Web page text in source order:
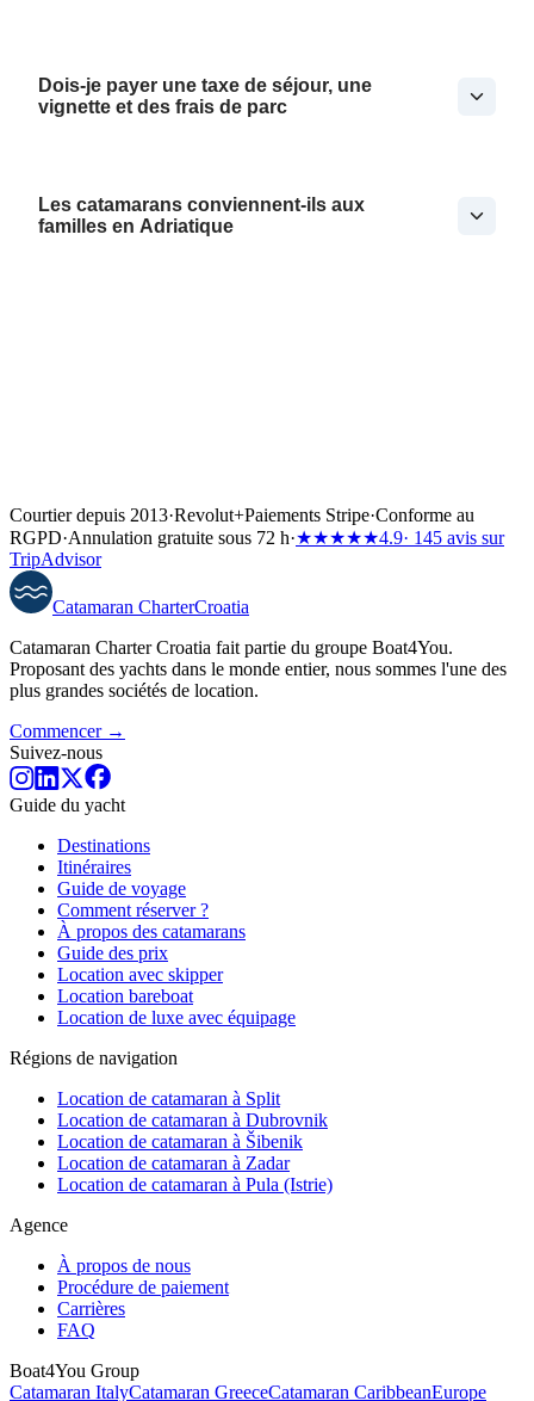
Dois-je payer une taxe de séjour, une
vignette et des frais de parc
Les catamarans conviennent-ils aux
familles en Adriatique
Courtier depuis 2013·Revolut+Paiements Stripe·Conforme au
RGPD·Annulation gratuite sous 72 h·★★★★★4.9· 145 avis sur
TripAdvisor
Catamaran CharterCroatia
Catamaran Charter Croatia fait partie du groupe Boat4You.
Proposant des yachts dans le monde entier, nous sommes l'une des
plus grandes sociétés de location.
Commencer →
Suivez-nous
Guide du yacht
Destinations
Itinéraires
Guide de voyage
Comment réserver ?
À propos des catamarans
Guide des prix
Location avec skipper
Location bareboat
Location de luxe avec équipage
Régions de navigation
Location de catamaran à Split
Location de catamaran à Dubrovnik
Location de catamaran à Šibenik
Location de catamaran à Zadar
Location de catamaran à Pula (Istrie)
Agence
À propos de nous
Procédure de paiement
Carrières
FAQ
Boat4You Group
Catamaran ItalyCatamaran GreeceCatamaran CaribbeanEurope